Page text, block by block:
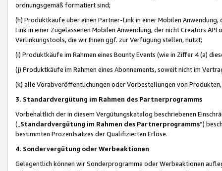
ordnungsgemäß formatiert sind;
(h) Produktkäufe über einen Partner-Link in einer Mobilen
Link in einer Zugelassenen Mobilen Anwendung, der nicht Creators
Verlinkungstools, die wir Ihnen ggf. zur Verfügung stellen, nutzt;
(i) Produktkäufe im Rahmen eines Bounty Events (wie in Ziffer 4 (a)
(j) Produktkäufe im Rahmen eines Abonnements, soweit nicht im
(k) alle Vorabveröffentlichungen oder Vorbestellungen von
3. Standardvergütung im Rahmen des Partnerprogramms
Vorbehaltlich der in diesem Vergütungskatalog beschriebenen
(„ Standardvergütung im Rahmen des Partnerprogramms“)
bestimmten Prozentsatzes der Qualifizierten Erlöse.
4. Sondervergütung oder Werbeaktionen
Gelegentlich können wir Sonderprogramme oder Werbeaktionen